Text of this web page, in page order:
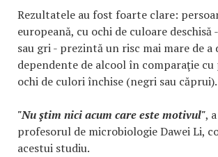
Rezultatele au fost foarte clare:
europeană, cu ochi de culoare
sau gri - prezintă un risc mai mare de a
dependente de alcool în comparaţie cu
ochi de culori închise (negri sau căprui).
"Nu ştim nici acum care este motivul",
profesorul de microbiologie Dawei Li,
acestui studiu.